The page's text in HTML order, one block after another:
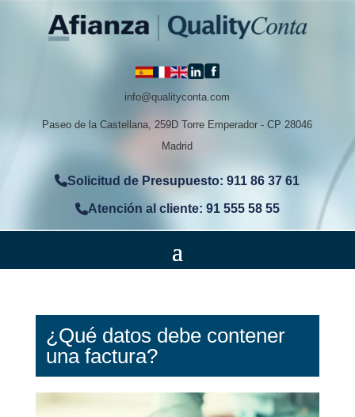
info@qualityconta.com
Paseo de la Castellana, 259D Torre Emperador - CP 28046
Madrid
Solicitud de Presupuesto: 911 86 37 61
Atención al cliente: 91 555 58 55
¿Qué datos debe contener
una factura?